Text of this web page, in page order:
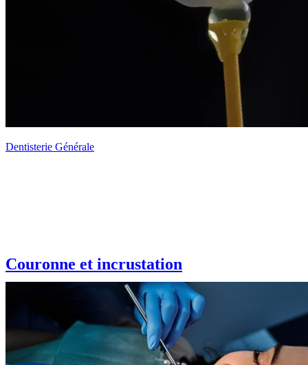
Dentisterie Générale
Couronne et incrustation